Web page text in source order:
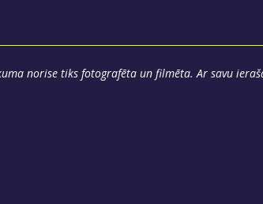
norise tiks fotografēta un filmēta. Ar savu